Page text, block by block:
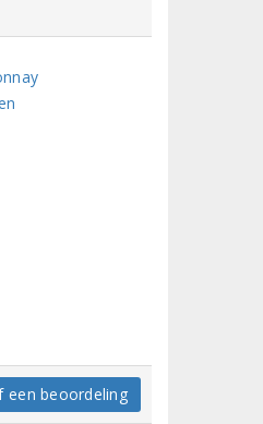
een beoordeling